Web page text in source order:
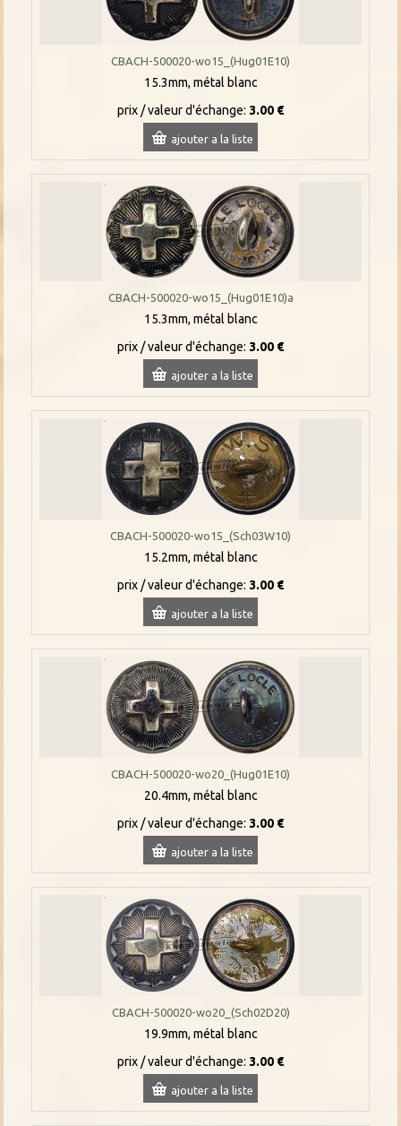
CBACH-500020-wo15_(Hug01E10)
15.3mm, métal blanc
prix / valeur d'échange: 3.00 €
ajouter a la liste
CBACH-500020-wo15_(Hug01E10)a
15.3mm, métal blanc
prix / valeur d'échange: 3.00 €
ajouter a la liste
CBACH-500020-wo15_(Sch03W10)
15.2mm, métal blanc
prix / valeur d'échange: 3.00 €
ajouter a la liste
CBACH-500020-wo20_(Hug01E10)
20.4mm, métal blanc
prix / valeur d'échange: 3.00 €
ajouter a la liste
CBACH-500020-wo20_(Sch02D20)
19.9mm, métal blanc
prix / valeur d'échange: 3.00 €
ajouter a la liste